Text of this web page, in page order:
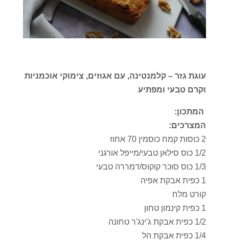
עוגת גזר – קלמנטינה, עם אגוזים, צימוקי אוכמניות
וקרם טבעי ומפתיע
המתכון:
המצרכים:
2 כוסות קמח כוסמין 70 אחוז
1/2 כוס סילאן טבעי/מייפל אורגני
1/3 כוס סוכר קוקוס/דמררה טבעי
1 כפית אבקת אפיה
קורט מלח
1 כפית קינמון טחון
1/2 כפית אבקת ג'ינג'ר טחונה
1/4 כפית אבקת הל